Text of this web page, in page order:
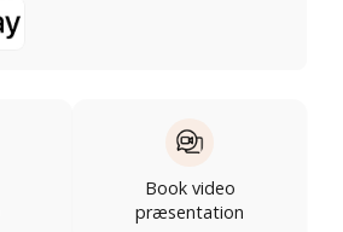
Book video
præsentation